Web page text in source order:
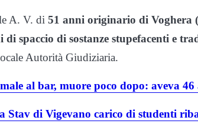
A. V. di 51 anni originario di Voghera
spaccio di sostanze stupefacenti e
Autorità Giudiziaria.
male al bar, muore poco dopo: aveva
Stav di Vigevano carico di studenti